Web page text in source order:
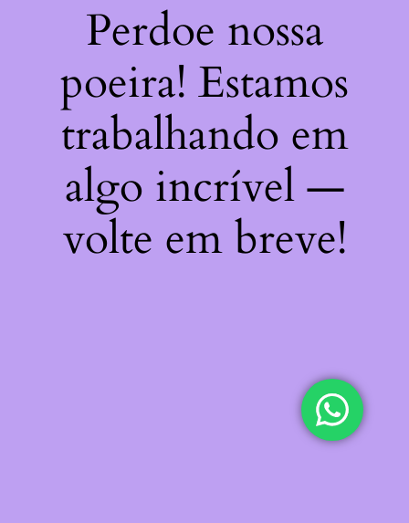
Perdoe nossa
poeira! Estamos
trabalhando em
algo incrível —
volte em breve!